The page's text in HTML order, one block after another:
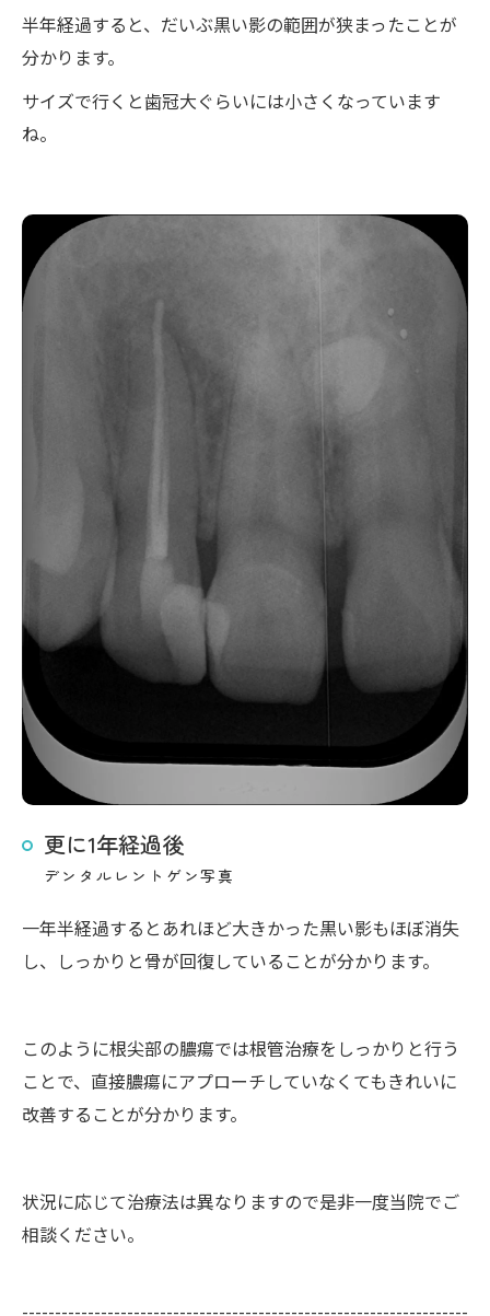
半年経過すると、だいぶ黒い影の範囲が狭まったことが
分かります。
サイズで行くと歯冠大ぐらいには小さくなっています
ね。
更に1年経過後
デンタルレントゲン写真
一年半経過するとあれほど大きかった黒い影もほぼ消失
し、しっかりと骨が回復していることが分かります。
このように根尖部の膿瘍では根管治療をしっかりと行う
ことで、直接膿瘍にアプローチしていなくてもきれいに
改善することが分かります。
状況に応じて治療法は異なりますので是非一度当院でご
相談ください。
--------------------------------------------------------------------